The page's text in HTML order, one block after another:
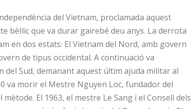
del Vietnam, proclamada aquest
bèl·lic que va durar gairebé deu anys. La derrota
en dos estats: El Vietnam del Nord, amb govern
de tipus occidental. A continuació va
del Sud, demanant aquest últim ajuda militar al
va morir el Mestre Nguyen Loc, fundador del
El 1963, el mestre Le Sang i el Consell dels